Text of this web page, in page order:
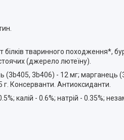
білків тваринного походження*,
(джерело лютеїну).
(3b405, 3b406) - 12 мг; марганець
г. Консерванти. Антиоксиданти.
калій - 0.6%; натрій - 0.35%;